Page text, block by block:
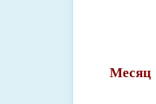
Месяц